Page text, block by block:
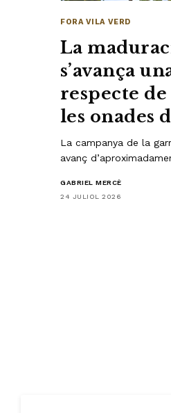
FORA VILA VERD
La
s’avança
respecte de
les onades
La campanya de la
avanç
GABRIEL MERCÈ
24 JULIOL 2026